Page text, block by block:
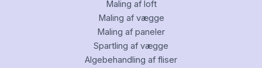
Maling af loft
Maling af vægge
Maling af paneler
Spartling af vægge
Algebehandling af fliser